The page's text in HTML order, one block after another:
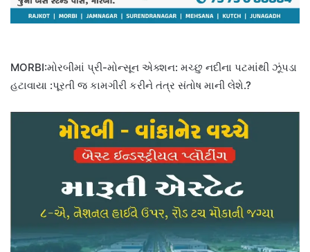
MORBI:મોરબીમાં પ્રી-મોન્સૂન એક્શન: મચ્છુ નદીના પટમાંથી ઝૂંપડા
હટાવાયા :પૂરતી જ કામગીરી કરીને તંત્ર સંતોષ માની લેશે.?